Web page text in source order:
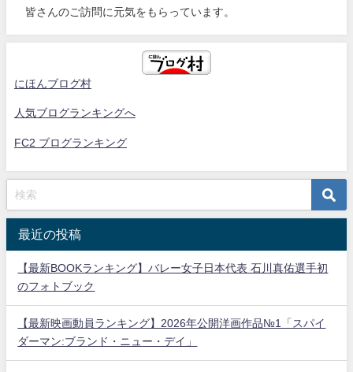
皆さんのご訪問に元気をもらっています。
にほんブログ村
人気ブログランキングへ
FC2 ブログランキング
最近の投稿
【最新BOOKランキング】バレー女子日本代表 石川真佑選手初
のフォトブック
【最新映画動員ランキング】2026年公開洋画作品№1「スパイ
ダーマン:ブランド・ニュー・デイ」